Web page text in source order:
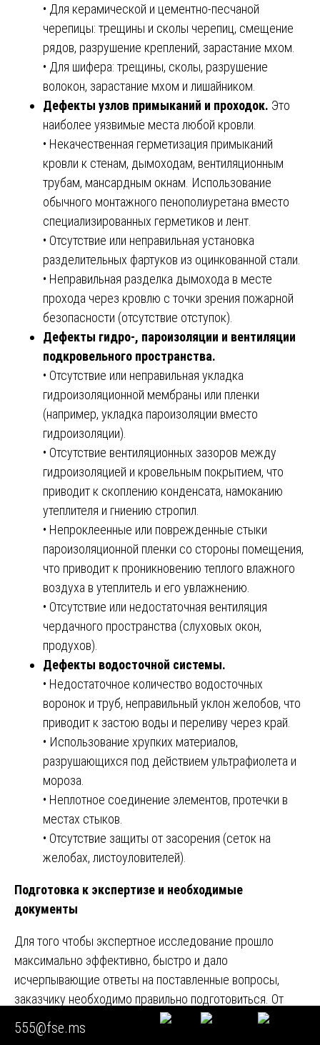
• Для керамической и цементно-песчаной
черепицы: трещины и сколы черепиц, смещение
рядов, разрушение креплений, зарастание мхом.
• Для шифера: трещины, сколы, разрушение
волокон, зарастание мхом и лишайником.
Дефекты узлов примыканий и проходок. Это
наиболее уязвимые места любой кровли.
• Некачественная герметизация примыканий
кровли к стенам, дымоходам, вентиляционным
трубам, мансардным окнам. Использование
обычного монтажного пенополиуретана вместо
специализированных герметиков и лент.
• Отсутствие или неправильная установка
разделительных фартуков из оцинкованной стали.
• Неправильная разделка дымохода в месте
прохода через кровлю с точки зрения пожарной
безопасности (отсутствие отступок).
Дефекты гидро-, пароизоляции и вентиляции
подкровельного пространства.
• Отсутствие или неправильная укладка
гидроизоляционной мембраны или пленки
(например, укладка пароизоляции вместо
гидроизоляции).
• Отсутствие вентиляционных зазоров между
гидроизоляцией и кровельным покрытием, что
приводит к скоплению конденсата, намоканию
утеплителя и гниению стропил.
• Непроклеенные или поврежденные стыки
пароизоляционной пленки со стороны помещения,
что приводит к проникновению теплого влажного
воздуха в утеплитель и его увлажнению.
• Отсутствие или недостаточная вентиляция
чердачного пространства (слуховых окон,
продухов).
Дефекты водосточной системы.
• Недостаточное количество водосточных
воронок и труб, неправильный уклон желобов, что
приводит к застою воды и переливу через край.
• Использование хрупких материалов,
разрушающихся под действием ультрафиолета и
мороза.
• Неплотное соединение элементов, протечки в
местах стыков.
• Отсутствие защиты от засорения (сеток на
желобах, листоуловителей).
Подготовка к экспертизе и необходимые
документы
Для того чтобы экспертное исследование прошло
максимально эффективно, быстро и дало
исчерпывающие ответы на поставленные вопросы,
заказчику необходимо правильно подготовиться. От
полноты исходных данных напрямую зависит качество
работы специалиста и глубина проработки вопросов.
555@fse.ms